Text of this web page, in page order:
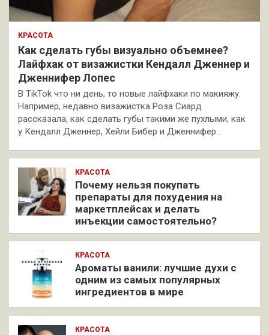
КРАСОТА
Как сделать губы визуально объемнее?
Лайфхак от визажистки Кендалл Дженнер и
Дженнифер Лопес
В TikTok что ни день, то новые лайфхаки по макияжу.
Например, недавно визажистка Роза Сиард
рассказала, как сделать губы такими же пухлыми, как
у Кендалл Дженнер, Хейли Бибер и Дженнифер…
КРАСОТА
Почему нельзя покупать
препараты для похудения на
маркетплейсах и делать
инъекции самостоятельно?
КРАСОТА
Ароматы ванили: лучшие духи с
одним из самых популярных
ингредиентов в мире
КРАСОТА